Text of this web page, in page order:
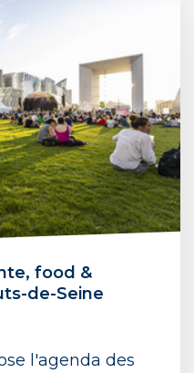
food &
de-Seine
l'agenda des